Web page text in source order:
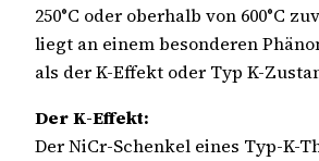
250°C oder oberhalb von 600°C
liegt an einem besonderen
als der K-Effekt oder Typ K-
Der K-Effekt:
Der NiCr-Schenkel eines Typ-K-